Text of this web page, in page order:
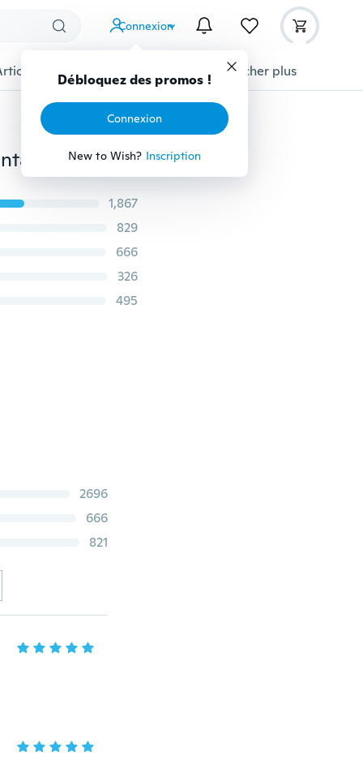
Connexion
Débloquez des promos !
Connexion
New to Wish? Inscription
pour animaux domestiques Afficher plus
Marque Jacmikiki 2016 Nouveau Pantalon Imprimé Pantalon Homme
1,867
829
666
326
495
2696
666
821